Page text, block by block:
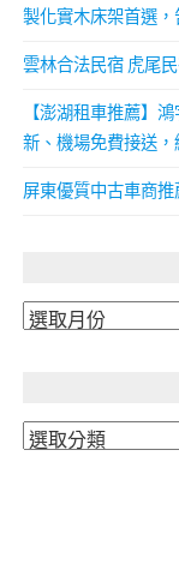
製化實木床架首選，
雲林合法民宿 虎尾
【澎湖租車推薦】
新、機場免費接送
屏東優質中古車商
彙
分